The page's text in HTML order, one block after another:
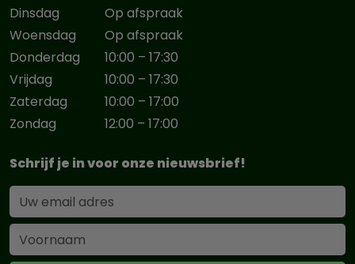
Dinsdag
Op afspraak
Woensdag
Op afspraak
Donderdag
10:00 – 17:30
Vrijdag
10:00 – 17:30
Zaterdag
10:00 – 17:00
Zondag
12:00 – 17:00
Schrijf je in voor onze nieuwsbrief!